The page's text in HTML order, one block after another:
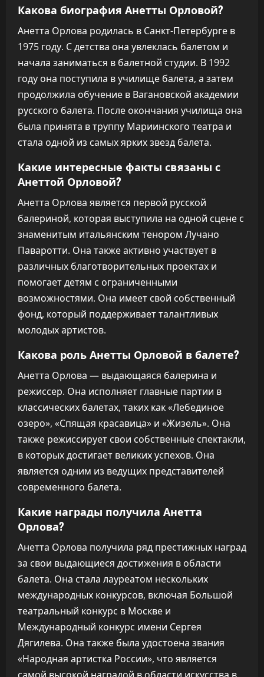
Какова биография Анетты Орловой?
Анетта Орлова родилась в Санкт-Петербурге в
1975 году. С детства она увлеклась балетом и
начала заниматься в балетной студии. В 1992
году она поступила в училище балета, а затем
продолжила обучение в Вагановской академии
русского балета. После окончания училища она
была принята в труппу Мариинского театра и
стала одной из самых ярких звезд балета.
Какие интересные факты связаны с
Анеттой Орловой?
Анетта Орлова является первой русской
балериной, которая выступила на одной сцене с
знаменитым итальянским тенором Лучано
Паваротти. Она также активно участвует в
различных благотворительных проектах и
помогает детям с ограниченными
возможностями. Она имеет свой собственный
фонд, который поддерживает талантливых
молодых артистов.
Какова роль Анетты Орловой в балете?
Анетта Орлова — выдающаяся балерина и
режиссер. Она исполняет главные партии в
классических балетах, таких как «Лебединое
озеро», «Спящая красавица» и «Жизель». Она
также режиссирует свои собственные спектакли,
в которых достигает великих успехов. Она
является одним из ведущих представителей
современного балета.
Какие награды получила Анетта
Орлова?
Анетта Орлова получила ряд престижных наград
за свои выдающиеся достижения в области
балета. Она стала лауреатом нескольких
международных конкурсов, включая Большой
театральный конкурс в Москве и
Международный конкурс имени Сергея
Дягилева. Она также была удостоена звания
«Народная артистка России», что является